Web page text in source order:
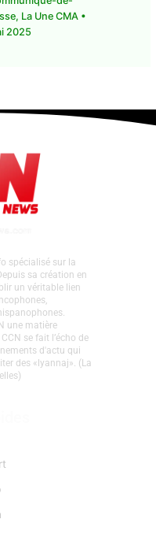
de-
, La Une CMA•
2025
spécialisé sur la
sa création en
un véritable lien
une matière
se fait l’écho de
d'actu qui
des «lyannaj». (La